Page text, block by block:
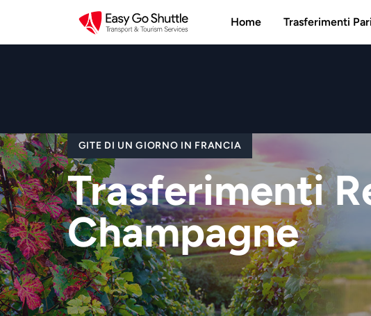
Home Trasferimenti
GITE DI UN GIORNO IN FRANCIA
Trasferimenti
Champagne